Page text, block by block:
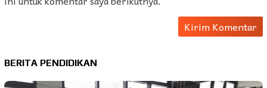
BERITA PENDIDIKAN